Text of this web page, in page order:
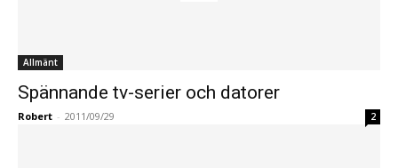
Allmänt
Spännande tv-serier och datorer
Robert - 2011/09/29 2